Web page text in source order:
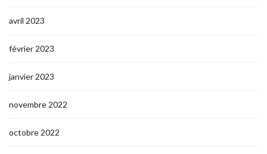
avril 2023
février 2023
janvier 2023
novembre 2022
octobre 2022